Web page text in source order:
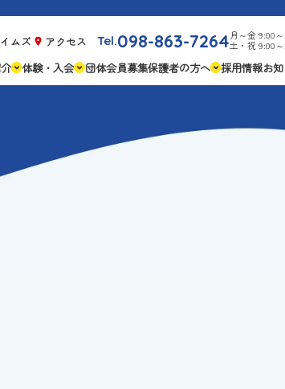
ムズ アクセス Tel.098-863-7264月～金 9:00
土・祝 9:00～
体験・入会
キャンペーン情報
よくある質問
団体会員募集保護者の方へ
ゴールデンエイジ
採用情報お